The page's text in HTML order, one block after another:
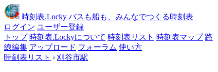
時刻表.Locky バスも船も、みんなでつくる時刻表
ログイン ユーザー登録
トップ 時刻表.Lockyについて 時刻表リスト 時刻表マップ 路
線編集 アップロード フォーラム 使い方
時刻表リスト › 刈谷市駅